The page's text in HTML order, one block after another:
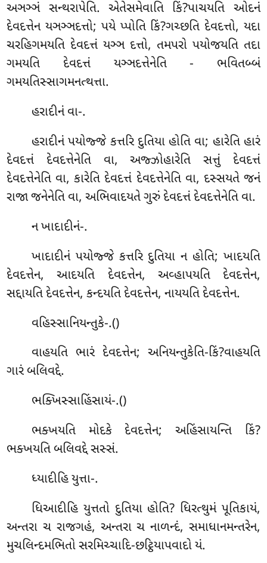
અઞઞ્ઞં સન્થરાપેતિ. એતેસમેવાતિ કિં?પાચયતિ ઓદનં
દેવદત્તેન યઞઞ્ઞદત્તો; પયે પ્પોતિ કિં?ગચ્છતિ દેવદત્તો, યદા
ચરહિગમયતિ દેવદત્તં યઞ્ઞ દત્તો, તમપરો પયોજયતિ તદા
ગમયતિ દેવદત્તં યઞ્ઞદત્તેનેતિ - ભવિતબ્બં
ગમયતિસ્સાગમનત્થત્તા.
હરાદીનંવા-.
હરાદીનં પયોજ્જે કત્તરિ દુતિયા હોતિ વા; હારેતિ હારં
દેવદત્તં દેવદત્તેનેતિ વા, અજ્ઝોહારેતિ સત્તું દેવદત્તં
દેવદત્તેનેતિ વા, કારેતિ દેવદત્તં દેવદત્તેનેતિ વા, દસ્સયતે જનં
રાજા જનેનેતિ વા, અભિવાદયતે ગુરું દેવદત્તં દેવદત્તેનેતિ વા.
નખાદાદીનં-.
ખાદાદીનં પયોજ્જે કત્તરિ દુતિયા ન હોતિ; ખાદયતિ
દેવદત્તેન, આદયતિ દેવદત્તેન, અવ્હાપયતિ દેવદત્તેન,
સદ્દાયતિ દેવદત્તેન, કન્દયતિ દેવદત્તેન, નાયયતિ દેવદત્તેન.
વહિસ્સાનિયન્તુકે-.()
વાહયતિ ભારં દેવદત્તેન; અનિયન્તુકેતિ-કિં?વાહયતિ
ગારં બલિવદ્દે.
ભક્ખિસ્સાહિંસાયં-.()
ભક્ખયતિ મોદકે દેવદત્તેન; અહિંસાયન્તિ કિં?
ભક્ખયતિ બલિવદ્દે સસ્સં.
ધ્યાદીહિયુત્તા-.
ધિઆદીહિ યુત્તતો દુતિયા હોતિ? ધિરત્થુમં પૂતિકાયં,
અન્તરા ચ રાજગહં, અન્તરા ચ નાળન્દં, સમાધાનમન્તરેન,
મુચલિન્દમભિતો સરમિચ્ચાદિ-છટ્ઠિયાપવાદો યં.